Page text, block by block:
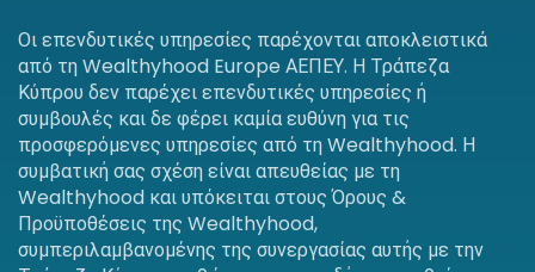
Οι επενδυτικές υπηρεσίες παρέχονται αποκλειστικά
από τη Wealthyhood Europe ΑΕΠΕΥ. Η Τράπεζα
Κύπρου δεν παρέχει επενδυτικές υπηρεσίες ή
συμβουλές και δε φέρει καμία ευθύνη για τις
προσφερόμενες υπηρεσίες από τη Wealthyhood. Η
συμβατική σας σχέση είναι απευθείας με τη
Wealthyhood και υπόκειται στους Όρους &
Προϋποθέσεις της Wealthyhood,
συμπεριλαμβανομένης της συνεργασίας αυτής με την